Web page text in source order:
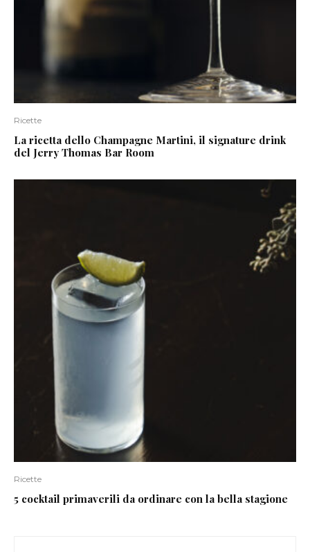
Ricette
La ricetta dello Champagne Martini, il signature drink
del Jerry Thomas Bar Room
Ricette
5 cocktail primaverili da ordinare con la bella stagione